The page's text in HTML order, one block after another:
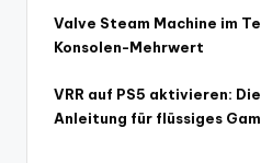
Valve Steam Machine im
Konsolen-Mehrwert
VRR auf PS5 aktivieren:
Anleitung für flüssiges